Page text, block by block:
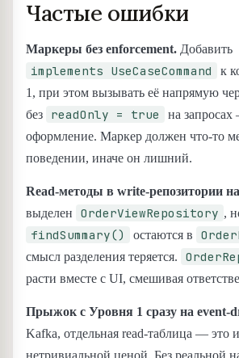
Частые ошибки
Маркеры без enforcement. Добавить
implements UseCaseCommand
к
1, при этом вызывать её напрямую
без
readOnly = true
на
оформление. Маркер должен что-то
поведении, иначе он лишний.
Read-методы в write-репозитории
выделен
OrderViewRepository ,
findSummary() остаются в
смысл разделения теряется.
расти вместе с UI, смешивая
Прыжок с Уровня 1 сразу на event-
Kafka, отдельная read-таблица — это